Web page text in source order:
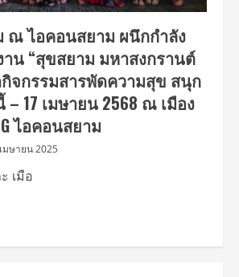
ณ ไอคอนสยาม ผนึกกำลัง
น “สุขสยาม มหาสงกรานต์
จกรรมสารพัดความสุข สนุก
17 เมษายน 2568 ณ เมือง
ไอคอนสยาม
มษายน 2025
เมือ